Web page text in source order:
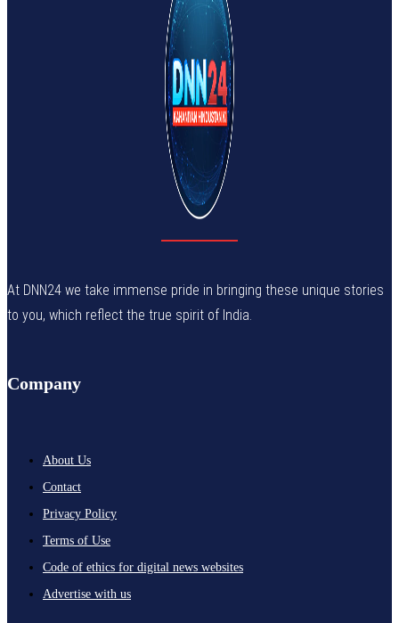
At DNN24 we take immense pride in bringing these unique stories
to you, which reflect the true spirit of India.
Company
About Us
Contact
Privacy Policy
Terms of Use
Code of ethics for digital news websites
Advertise with us